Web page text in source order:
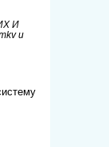
И
и